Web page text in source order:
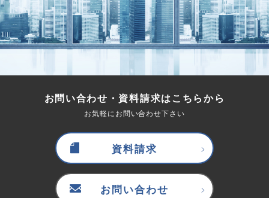
お問い合わせ・資料請求はこちらから
お気軽にお問い合わせ下さい
資料請求
お問い合わせ